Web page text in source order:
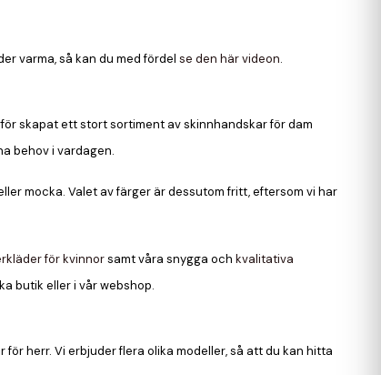
varma, så kan du med fördel se den här videon.
skapat ett stort sortiment av skinnhandskar för dam
behov i vardagen.
mocka. Valet av färger är dessutom fritt, eftersom vi har
för kvinnorsamt våra snygga och kvalitativa
butik eller i vår webshop.
herr. Vi erbjuder flera olika modeller, så att du kan hitta